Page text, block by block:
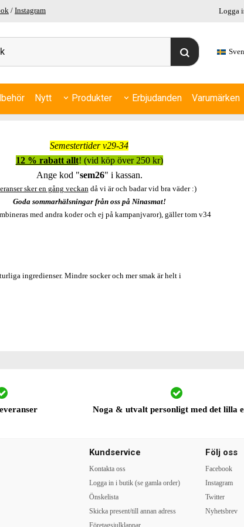
/ Instagram Logga
Nytt Produkter Erbjudanden Varumärken
Semestertider v29-34
12 % rabatt allt! (vid köp över 250 kr)
Ange kod "sem26" i kassan.
sker en gång veckan då vi är och badar vid bra väder :)
Goda sommarhälsningar från oss på Ninasmat!
med andra koder och ej på kampanjvaror), gäller tom v34
ingredienser. Mindre socker och mer smak är helt i
Noga & utvalt personligt med det lilla
Kundservice
Kontakta oss
Logga in i butik (se gamla order)
Önskelista
Skicka present/till annan adress
Företagsjulklappar
Följ oss
Facebook
Instagram
Twitter
Nyhetsbrev